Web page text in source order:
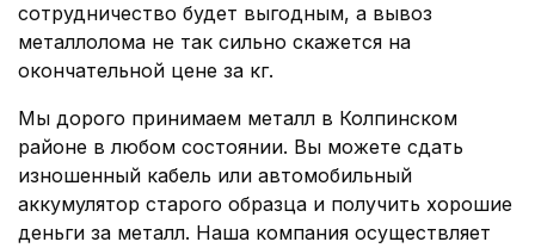
сотрудничество будет выгодным, а вывоз
металлолома не так сильно скажется на
окончательной цене за кг.
Мы дорого принимаем металл в Колпинском
районе в любом состоянии. Вы можете сдать
изношенный кабель или автомобильный
аккумулятор старого образца и получить хорошие
деньги за металл. Наша компания осуществляет